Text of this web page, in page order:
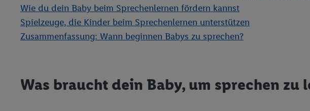
Wie du dein Baby beim Sprechenlernen fördern kannst
Spielzeuge, die Kinder beim Sprechenlernen unterstützen
Zusammenfassung: Wann beginnen Babys zu sprechen?
Was braucht dein Baby, um sprechen zu